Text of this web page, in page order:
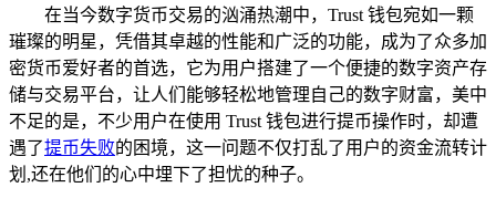
在当今数字货币交易的汹涌热潮中，Trust 钱包宛如一颗
璀璨的明星，凭借其卓越的性能和广泛的功能，成为了众多加
密货币爱好者的首选，它为用户搭建了一个便捷的数字资产存
储与交易平台，让人们能够轻松地管理自己的数字财富，美中
不足的是，不少用户在使用 Trust 钱包进行提币操作时，却遭
遇了提币失败的困境，这一问题不仅打乱了用户的资金流转计
划,还在他们的心中埋下了担忧的种子。